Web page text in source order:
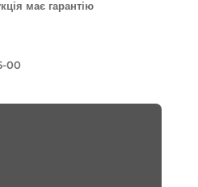
має гарантію
00